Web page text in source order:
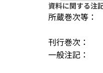
資料に関する注
所蔵巻次等：
刊行巻次：
一般注記：